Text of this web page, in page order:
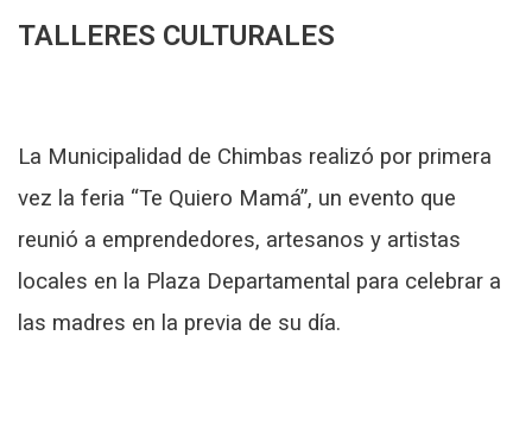
TALLERES CULTURALES
La Municipalidad de Chimbas realizó por primera
vez la feria “Te Quiero Mamá”, un evento que
reunió a emprendedores, artesanos y artistas
locales en la Plaza Departamental para celebrar a
las madres en la previa de su día.